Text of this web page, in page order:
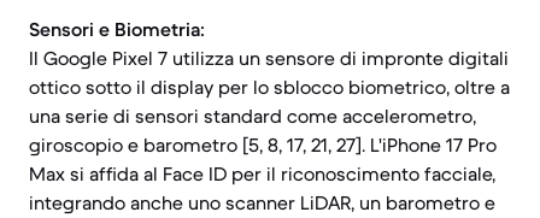
Sensori e Biometria:
Il Google Pixel 7 utilizza un sensore di impronte digitali
ottico sotto il display per lo sblocco biometrico, oltre a
una serie di sensori standard come accelerometro,
giroscopio e barometro [5, 8, 17, 21, 27]. L'iPhone 17 Pro
Max si affida al Face ID per il riconoscimento facciale,
integrando anche uno scanner LiDAR, un barometro e